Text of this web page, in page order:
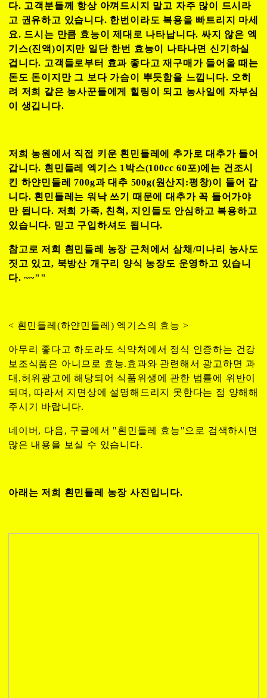
다. 고객분들께 항상 아껴드시지 말고 자주 많이 드시라
고 권유하고 있습니다. 한번이라도 복용을 빠트리지 마세
요. 드시는 만큼 효능이 제대로 나타납니다. 싸지 않은 엑
기스(진액)이지만 일단 한번 효능이 나타나면 신기하실
겁니다. 고객들로부터 효과 좋다고 재구매가 들어올 때는
돈도 돈이지만 그 보다 가슴이 뿌듯함을 느낍니다. 오히
려 저희 같은 농사꾼들에게 힐링이 되고 농사일에 자부심
이 생깁니다.
저희 농원에서 직접 키운 흰민들레에 추가로 대추가 들어
갑니다. 흰민들레 엑기스 1박스(100cc 60포)에는 건조시
킨 하얀민들레 700g과 대추 500g(원산지:평창)이 들어 갑
니다. 흰민들레는 워낙 쓰기 때문에 대추가 꼭 들어가야
만 됩니다. 저희 가족, 친척, 지인들도 안심하고 복용하고
있습니다. 믿고 구입하셔도 됩니다.
참고로 저희 흰민들레 농장 근처에서 삼채/미나리 농사도
짓고 있고, 북방산 개구리 양식 농장도 운영하고 있습니
다. ~~""
< 흰민들레(하얀민들레) 엑기스의 효능 >
아무리 좋다고 하도라도 식약처에서 정식 인증하는 건강
보조식품은 아니므로 효능.효과와 관련해서 광고하면 과
대,허위광고에 해당되어 식품위생에 관한 법률에 위반이
되며, 따라서 지면상에 설명해드리지 못한다는 점 양해해
주시기 바랍니다.
네이버, 다음, 구글에서 "흰민들레 효능"으로 검색하시면
많은 내용을 보실 수 있습니다.
아래는 저희 흰민들레 농장 사진입니다.